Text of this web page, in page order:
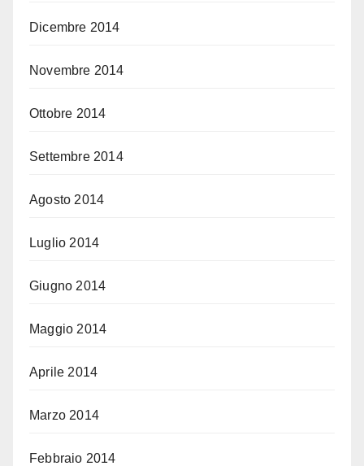
Dicembre 2014
Novembre 2014
Ottobre 2014
Settembre 2014
Agosto 2014
Luglio 2014
Giugno 2014
Maggio 2014
Aprile 2014
Marzo 2014
Febbraio 2014